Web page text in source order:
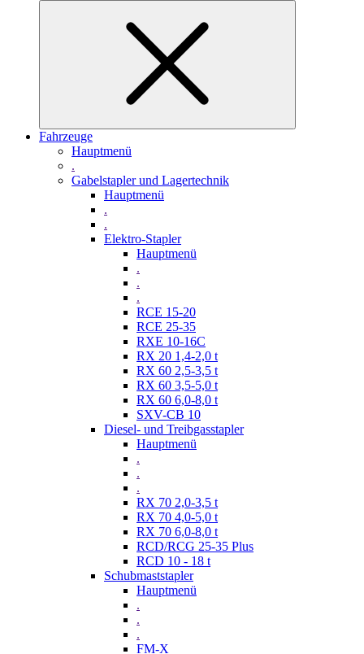
Fahrzeuge
Hauptmenü
.
Gabelstapler und Lagertechnik
Hauptmenü
.
.
Elektro-Stapler
Hauptmenü
.
.
.
RCE 15-20
RCE 25-35
RXE 10-16C
RX 20 1,4-2,0 t
RX 60 2,5-3,5 t
RX 60 3,5-5,0 t
RX 60 6,0-8,0 t
SXV-CB 10
Diesel- und Treibgasstapler
Hauptmenü
.
.
.
RX 70 2,0-3,5 t
RX 70 4,0-5,0 t
RX 70 6,0-8,0 t
RCD/RCG 25-35 Plus
RCD 10 - 18 t
Schubmaststapler
Hauptmenü
.
.
.
FM-X